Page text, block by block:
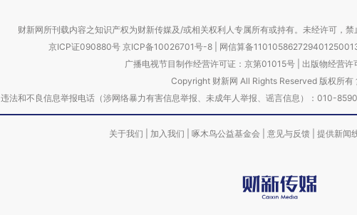
财新网所刊载内容之知识产权为财新传媒及/或相关权利人专属所有或持有。未经许可，禁
京ICP证090880号 京ICP备10026701号-8 网信算备
广播电视节目制作经营许可证：京第01015号| 出版物经营
Copyright 财新网 All Rights Reserved 版权所有
违法和不良信息举报电话（涉网络暴力有害信息举报、未成年人举报、谣言信息）：010-
关于我们 加入我们 啄木鸟公益基金会 意见与反馈 提供新闻